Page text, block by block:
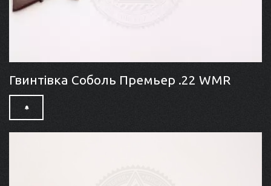
Гвинтівка Соболь Премьер .22 WMR